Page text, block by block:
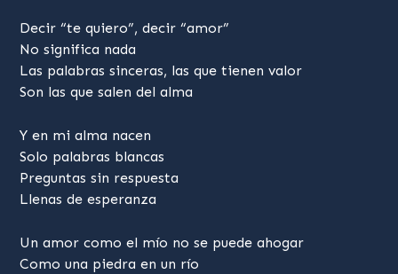
Decir “te quiero”, decir “amor”
No significa nada
Las palabras sinceras, las que tienen valor
Son las que salen del alma
Y en mi alma nacen
Solo palabras blancas
Preguntas sin respuesta
Llenas de esperanza
Un amor como el mío no se puede ahogar
Como una piedra en un río